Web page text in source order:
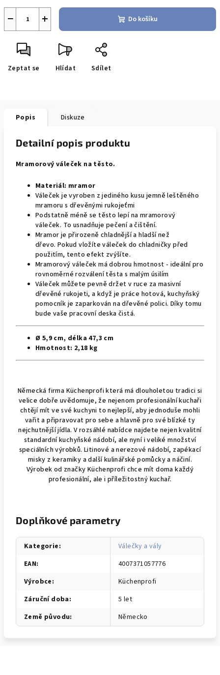
+
− Do košíku
Zeptat se Hlídat Sdílet
Popis Diskuze
Detailní popis produktu
Mramorový váleček na těsto.
Materiál: mramor
Váleček je vyroben z jediného kusu jemně leštěného
mramoru s dřevěnými rukojeťmi
Podstatně méně se těsto lepí na mramorový
váleček. To usnadňuje pečení a čištění.
Mramor je přirozeně chladnější a hladší než
dřevo. Pokud vložíte váleček do chladničky před
použitím, tento efekt zvýšíte.
Mramorový váleček má dobrou hmotnost - ideální pro
rovnoměrné rozválení těsta s malým úsilím
Váleček můžete pevně držet v ruce za masivní
dřevěné rukojeti, a když je práce hotová, kuchyňský
pomocník je zaparkován na dřevěné polici. Díky tomu
bude vaše pracovní deska čistá.
Ø 5,9 cm, délka 47,3 cm
Hmotnost: 2,18 kg
Německá firma Küchenprofi která má dlouholetou tradici si
velice dobře uvědomuje, že nejenom profesionální kuchaři
chtějí mít ve své kuchyni to nejlepší, aby jednoduše mohli
vařit a připravovat pro sebe a hlavně pro své blízké ty
nejchutnější jídla. V rozsáhlé nabídce najdete nejen kvalitní
standardní kuchyňské nádobí, ale nyní i veliké množství
speciálních výrobků. Litinové a nerezové nádobí, zapékací
misky z keramiky a další kulinářské pomůcky a náčiní.
Výrobek od značky Küchenprofi chce mít doma každý
profesionální, ale i příležitostný kuchař.
Doplňkové parametry
Kategorie:
Válečky a vály
EAN:
4007371057776
Výrobce:
Küchenprofi
Záruční doba:
5 let
Země původu: Německo